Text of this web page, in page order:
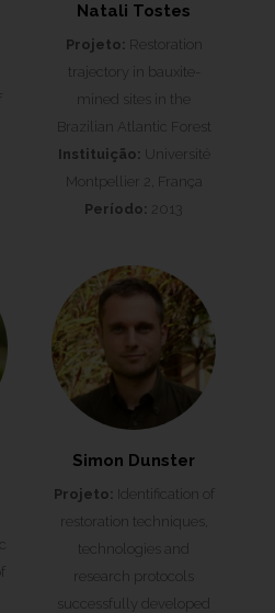
Natali Tostes
Projeto: Restoration
trajectory in bauxite-
mined sites in the
Brazilian Atlantic Forest
Instituição: Université
Montpellier 2, França
Período: 2013
Simon Dunster
Projeto: Identification of
restoration techniques,
technologies and
research protocols
successfully developed